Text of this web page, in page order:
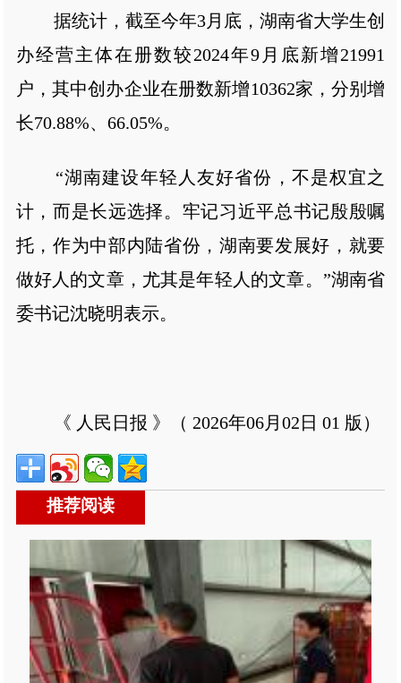
据统计，截至今年3月底，湖南省大学生创
办经营主体在册数较2024年9月底新增21991
户，其中创办企业在册数新增10362家，分别增
长70.88%、66.05%。
“湖南建设年轻人友好省份，不是权宜之
计，而是长远选择。牢记习近平总书记殷殷嘱
托，作为中部内陆省份，湖南要发展好，就要
做好人的文章，尤其是年轻人的文章。”湖南省
委书记沈晓明表示。
《 人民日报 》（ 2026年06月02日 01 版）
推荐阅读